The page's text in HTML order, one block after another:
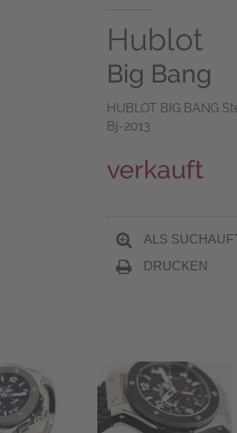
Hublot
Big Bang
HUBLOT BIG BANG
Bj-2013
verkauft
ALS
DRUCKEN